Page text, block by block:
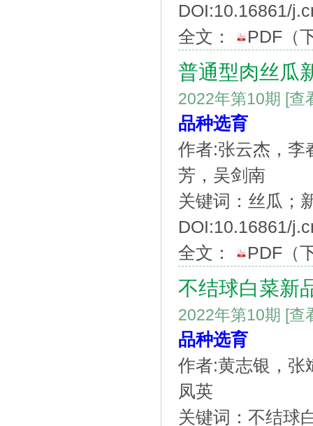
DOI:10.16861/
全文：
PDF （
普通型肉丝瓜
2022年第10期 [查
品种选育
作者:张云杰，李
芳，吴剑南
关键词：丝瓜；
DOI:10.16861/
全文：
PDF （
不结球白菜新
2022年第10期 [查
品种选育
作者:黄志银，张
凤英
关键词：不结球